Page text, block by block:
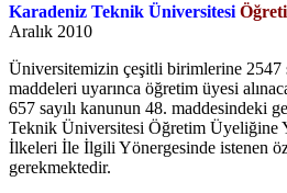
Karadeniz Teknik Üniversitesi
Aralık 2010
Üniversitemizin çeşitli birimlerine 2547
maddeleri uyarınca öğretim üyesi
657 sayılı kanunun 48. maddesindeki
Teknik Üniversitesi Öğretim Üyeliğine
İlkeleri İle İlgili Yönergesinde istenen
gerekmektedir.